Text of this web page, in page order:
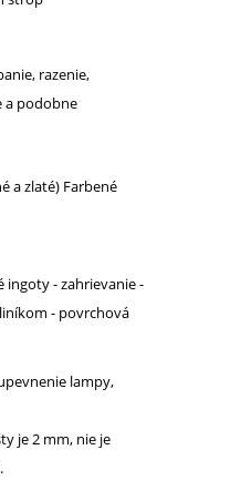
razenie,
a podobne
a zlaté) Farbené
- zahrievanie -
- povrchová
lampy,
je 2 mm, nie je